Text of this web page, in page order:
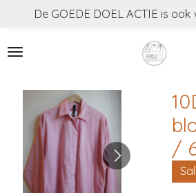
naar
De GOEDE DOEL ACTIE is
/